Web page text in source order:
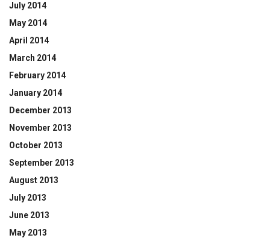
July 2014
May 2014
April 2014
March 2014
February 2014
January 2014
December 2013
November 2013
October 2013
September 2013
August 2013
July 2013
June 2013
May 2013